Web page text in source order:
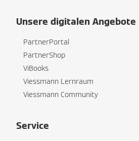
Unsere digitalen Angebote
PartnerPortal
PartnerShop
ViBooks
Viessmann Lernraum
Viessmann Community
Service